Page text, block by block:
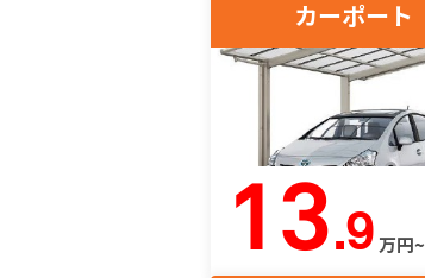
カーポート
13.9 万円~